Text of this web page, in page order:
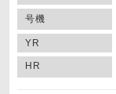
号機
YR
HR